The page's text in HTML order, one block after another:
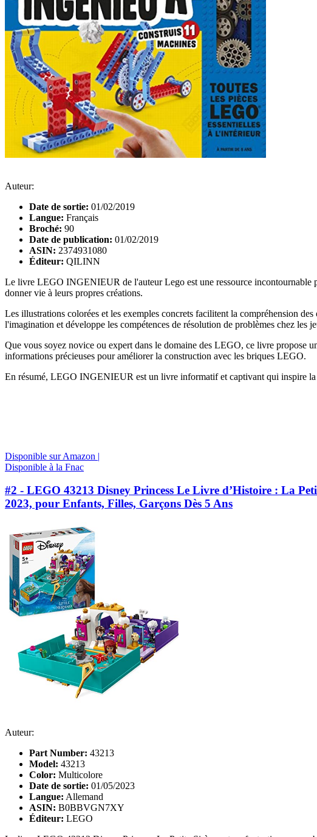
Auteur:
Date de sortie: 01/02/2019
Langue: Français
Broché: 90
Date de publication: 01/02/2019
ASIN: 2374931080
Éditeur: QILINN
Le livre LEGO INGENIEUR de l'auteur Lego est une ressource incontournable
donner vie à leurs propres créations.
Les illustrations colorées et les exemples concrets facilitent la compréhension
l'imagination et développe les compétences de résolution de problèmes chez les
Que vous soyez novice ou expert dans le domaine des LEGO, ce livre propose
informations précieuses pour améliorer la construction avec les briques LEGO.
En résumé, LEGO INGENIEUR est un livre informatif et captivant qui inspire la
Disponible sur Amazon |
Disponible à la Fnac
#2 - LEGO 43213 Disney Princess Le Livre d’Histoire : La
2023, pour Enfants, Filles, Garçons Dès 5 Ans
Auteur:
Part Number: 43213
Model: 43213
Color: Multicolore
Date de sortie: 01/05/2023
Langue: Allemand
ASIN: B0BBVGN7XY
Éditeur: LEGO